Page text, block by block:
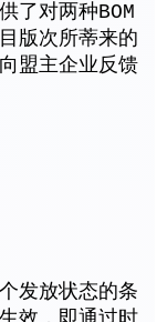
了对两种BOM
版次所蒂来的
盟主企业反馈
发放状态的条